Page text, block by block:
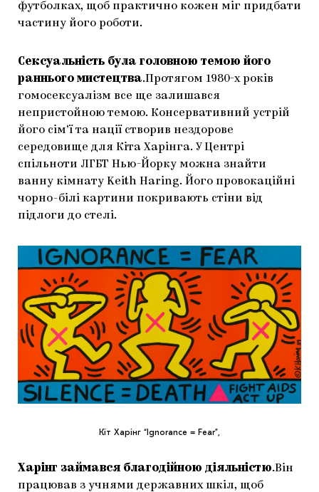
футболках, щоб практично кожен міг придбати
частину його роботи.
Сексуальність була головною темою його
раннього мистецтва.Протягом 1980-х років
гомосексуалізм все ще залишався
непристойною темою. Консервативний устрій
його сім’ї та нації створив нездорове
середовище для Кіта Харінга. У Центрі
спільноти ЛГБТ Нью-Йорку можна знайти
ванну кімнату Keith Haring. Його провокаційні
чорно-білі картини покривають стіни від
підлоги до стелі.
Кіт Харінг “Ignorance = Fear”,
Харінг займався благодійною діяльністю.Він
працював з учнями державних шкіл, щоб